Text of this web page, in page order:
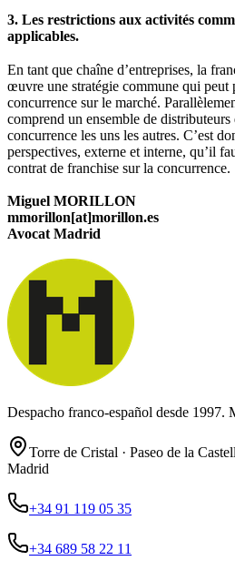
3. Les restrictions aux activités
applicables.
En tant que chaîne d’entreprises, la
œuvre une stratégie commune qui peut
concurrence sur le marché.
comprend un ensemble de
concurrence les uns les autres. C’est
perspectives, externe et interne, qu’il
contrat de franchise sur la concurrence.
Miguel MORILLON
mmorillon[at]morillon.es
Avocat Madrid
Despacho franco-español desde 1997.
Torre de Cristal · Paseo de la
Madrid
+34 91 119 05 35
+34 689 58 22 11